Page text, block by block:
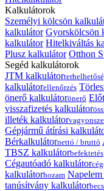
Kalkulátorok
Személyi kölcsön
kalkulátor Gyorskölcsön
kalkulátor Hitelkiváltás
Plusz kalkulátor Otthon
Segéd kalkulátorok
JTM kalkulátor
kalkulátorellenőrzés
önerő kalkulátorönerő
visszafizetés kalkulátor
illeték kalkulátor
Gépjármű átírási
Bérkalkulátornettó / bruttó
TBSZ kalkulátorbefektetés
Cégautóadó kalkulátor
kalkulátorhozam
tanúsítvány kalkulátor